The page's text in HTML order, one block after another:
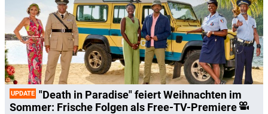
UPDATE "Death in Paradise" feiert Weihnachten im
Sommer: Frische Folgen als Free-TV-Premiere